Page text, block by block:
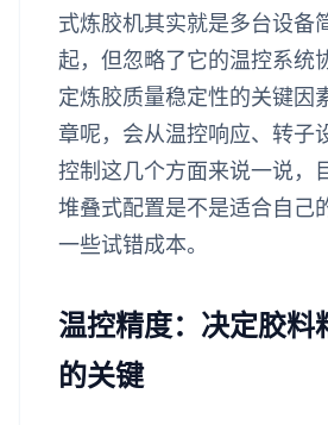
式炼胶机其实就是多台设备
起，但忽略了它的温控系统
定炼胶质量稳定性的关键因
章呢，会从温控响应、转子
控制这几个方面来说一说，
堆叠式配置是不是适合自己
一些试错成本。
温控精度：决定胶料
的关键